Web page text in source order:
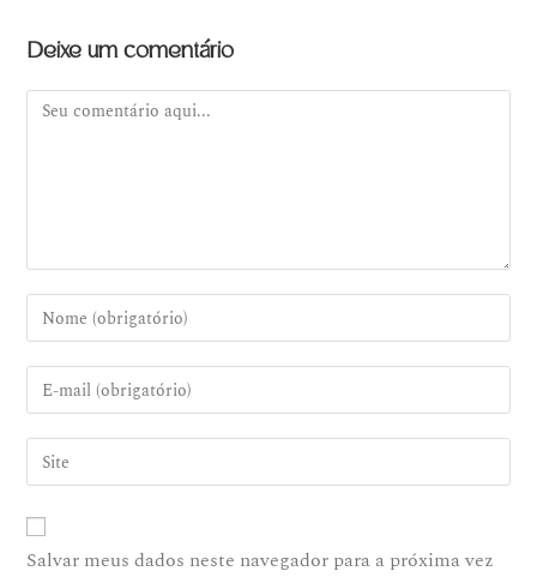
Deixe um comentário
Salvar meus dados neste navegador para a próxima vez